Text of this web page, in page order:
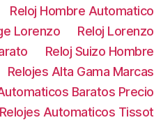
Reloj Hombre Automatico
Lorenzo
Reloj Lorenzo
Reloj Suizo Hombre
Relojes Alta Gama Marcas
Baratos Precio
Relojes Automaticos Tissot